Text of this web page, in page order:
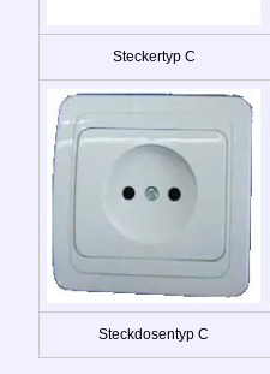
Steckertyp C
Steckdosentyp C